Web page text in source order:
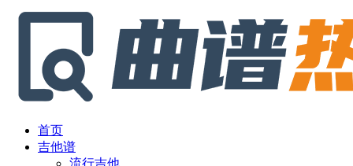
首页
吉他谱
流行吉他